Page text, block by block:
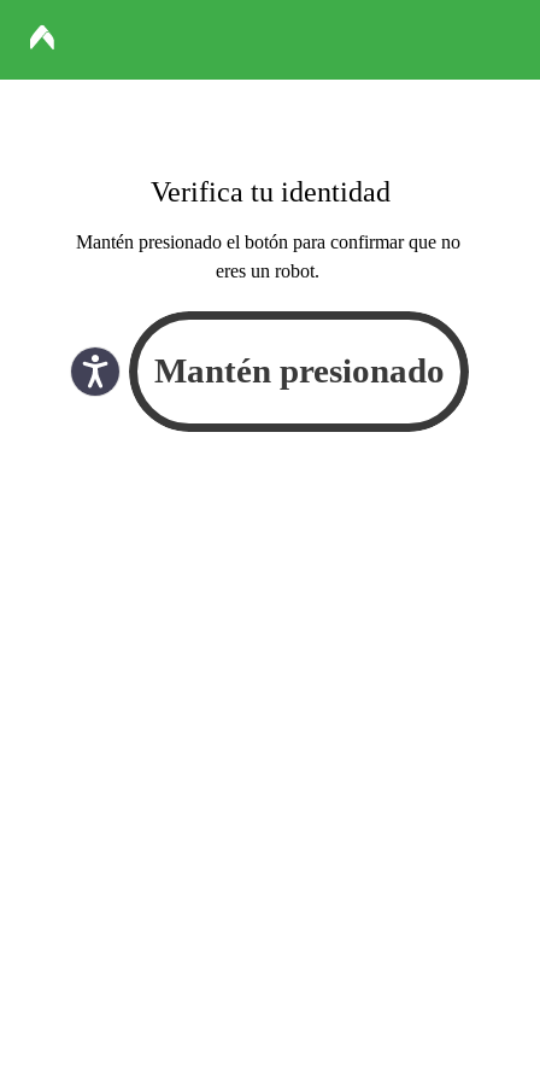
Verifica tu identidad
Mantén presionado el botón para confirmar que no
eres un robot.